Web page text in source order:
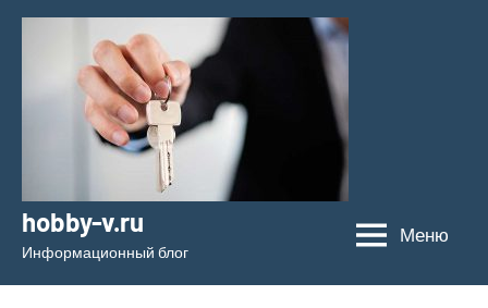
Перейти
содержимому
hobby-v.ru
Информационный блог
Меню